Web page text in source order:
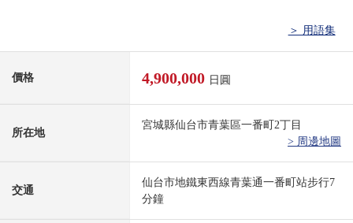
＞ 用語集
價格 4,900,000 日圓
所在地
宮城縣仙台市青葉區一番町2丁目
> 周邊地圖
交通
仙台市地鐵東西線青葉通一番町站步行7
分鐘